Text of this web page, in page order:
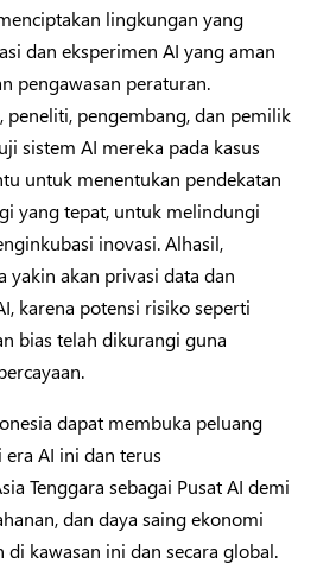
lingkungan yang
dan eksperimen AI yang aman
pengawasan peraturan.
pengembang, dan pemilik
sistem AI mereka pada kasus
untuk menentukan pendekatan
yang tepat, untuk melindungi
inovasi. Alhasil,
yakin akan privasi data dan
karena potensi risiko seperti
bias telah dikurangi guna
dapat membuka peluang
AI ini dan terus
Tenggara sebagai Pusat AI demi
dan daya saing ekonomi
kawasan ini dan secara global.